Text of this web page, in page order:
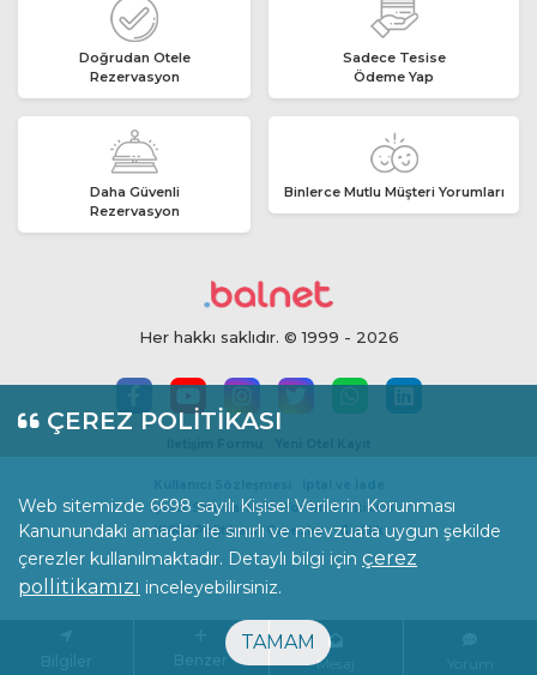
ÇEREZ POLİTİKASI
Web sitemizde 6698 sayılı Kişisel Verilerin Korunması
Kanunundaki amaçlar ile sınırlı ve mevzuata uygun şekilde
çerezler kullanılmaktadır. Detaylı bilgi için çerez
pollitikamızı inceleyebilirsiniz.
TAMAM
Benzer Mesaj
Doğrudan Otele
Rezervasyon
Sadece Tesise
Ödeme Yap
Daha Güvenli
Rezervasyon
Binlerce Mutlu Müşteri Yorumları
Her hakkı saklıdır. © 1999 - 2026
İçerik Standartları
Yorum Politikası
KVKK Politikası
Çerezler Gizlilik